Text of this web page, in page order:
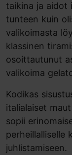
taikina ja aidot
tunteen kuin
valikoimasta
klassinen
osoittautunut
valikoima
Kodikas
italialaiset
sopii
perheillalliselle
juhlistamiseen.